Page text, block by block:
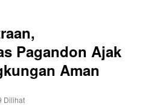
Pagandon Ajak
Aman
Dilihat